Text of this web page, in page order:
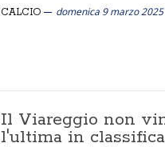
CALCIO domenica 9 marzo 2025
Il Viareggio non
l'ultima in